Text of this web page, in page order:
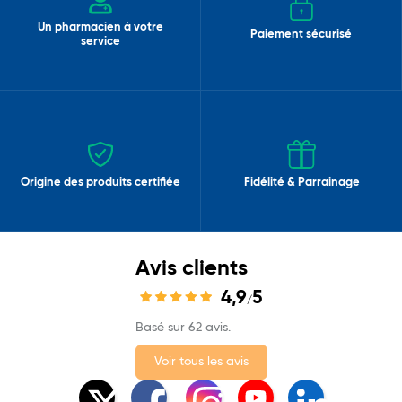
Un pharmacien à votre
service
Paiement sécurisé
Origine des produits certifiée Fidélité & Parrainage
Avis clients
4,9/5
Basé sur 62 avis.
Voir tous les avis